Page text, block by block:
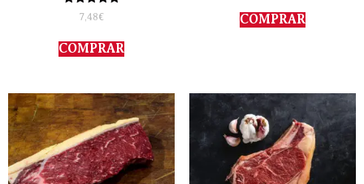
Valorado
con
de 5
7,48€
COMPRAR
de 5
COMPRAR